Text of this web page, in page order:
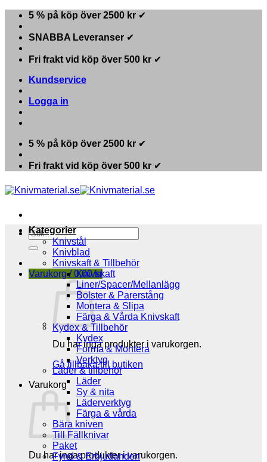
Skip
content
5 % på köp över 2500 kr ✔
SNABBA Leveranser ✔
Fri frakt vid köp över 500 kr ✔
Kundservice
Logga in
5 % på köp över 2500 kr ✔
Fri frakt vid köp över 500 kr ✔
Sök
efter:
Varukorg /0,00kr
Du har inga produkter i varukorgen.
Gå tillbaka till butiken
Varukorg
Du har inga produkter i varukorgen.
Kategorier
Knivstål
Knivblad
Knivskaft & Tillbehör
Knivskaft
Liner/Spacer/Mellanlägg
Bolster & Parerstång
Montera & Slipa
Färga & Vårda Knivskaft
Kydex & Tillbehör
Kydex
Forma & Montera
Verktyg
Läder & tillbehör
Läder
Sy & nita
Läderverktyg
Färga & vårda
Bära kniven
Till Fällknivar
Paket
Fynd & Erbjudanden